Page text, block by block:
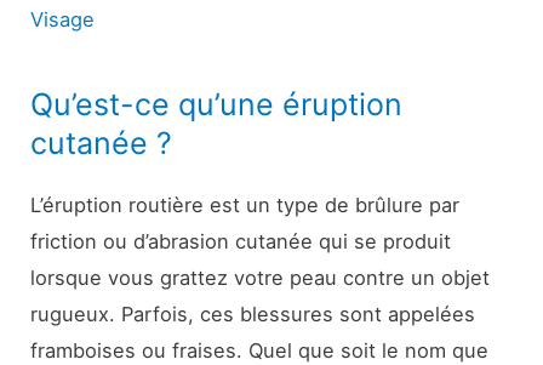
Visage
Qu’est-ce qu’une éruption
cutanée ?
L’éruption routière est un type de brûlure par
friction ou d’abrasion cutanée qui se produit
lorsque vous grattez votre peau contre un objet
rugueux. Parfois, ces blessures sont appelées
framboises ou fraises. Quel que soit le nom que